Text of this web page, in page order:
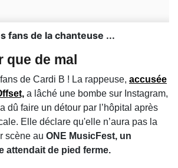
fans de la chanteuse ...
que de mal
de Cardi B ! La rappeuse, accusée
a lâché une bombe sur Instagram,
dû faire un détour par l’hôpital après
Elle déclare qu'elle n’aura pas la
scène au ONE MusicFest, un
attendait de pied ferme.